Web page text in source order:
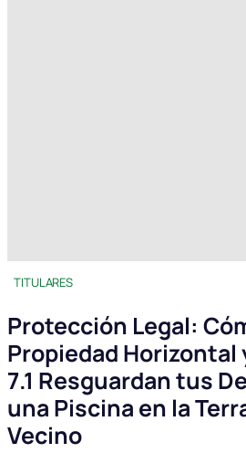
TITULARES
Protección Legal:
Propiedad
7.1 Resguardan tus
una Piscina en la
Vecino